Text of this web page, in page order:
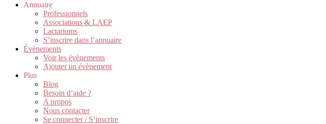
Annuaire
Professionnels
Associations & LAEP
Lactariums
S’inscrire dans l’annuaire
Évènements
Voir les évènements
Ajouter un évènement
Plus
Blog
Besoin d’aide ?
A propos
Nous contacter
Se connecter / S’inscrire